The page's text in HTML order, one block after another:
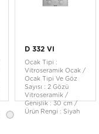
D 332 VI
Ocak Tipi :
Vitroseramik Ocak /
Ocak Tipi Ve Göz
Sayısı : 2 Gözü
Vitroseramik /
Genişlik : 30 cm /
Ürün Rengi : Siyah